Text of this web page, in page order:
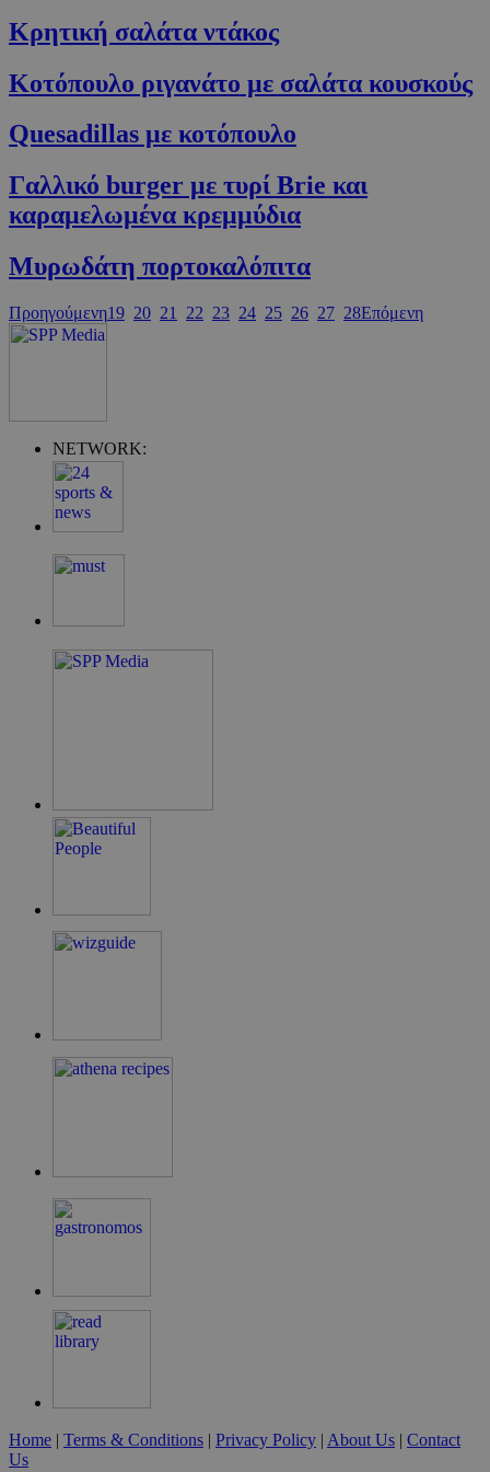
Κρητική σαλάτα ντάκος
Κοτόπουλο ριγανάτο με σαλάτα κουσκούς
Quesadillas με κοτόπουλο
Γαλλικό burger με τυρί Brie και
καραμελωμένα κρεμμύδια
Μυρωδάτη πορτοκαλόπιτα
Προηγούμενη19 20 21 22 23 24 25 26 27 28Επόμενη
NETWORK:
Home | Terms & Conditions | Privacy Policy | About Us | Contact
Us
ShowNewVisitorPopup
LangCookie
Google Privacy Policy